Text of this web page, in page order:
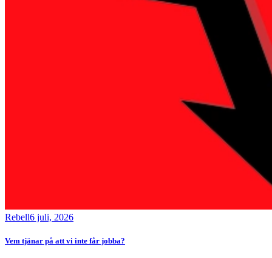
Rebell6 juli, 2026
Vem tjänar på att vi inte får jobba?